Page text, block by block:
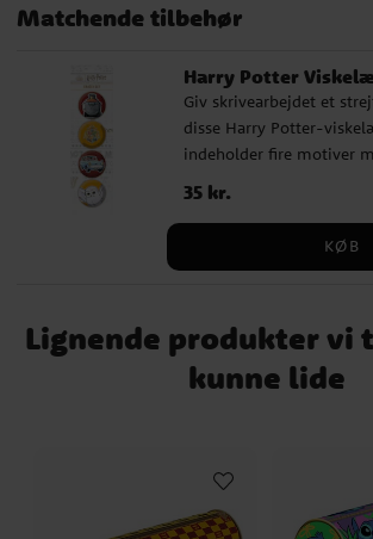
Matchende tilbehør
Harry Potter
Giv skrivearbejdet et
disse Harry Potter-
indeholder fire motiver
detaljer fra
andet Hogwarts-
slikposer, små gaver eller
symboler fra Harry
licenseret produkt
Pris:35 kr.
35 kr.
KØB
Lignende produkter vi
kunne lide